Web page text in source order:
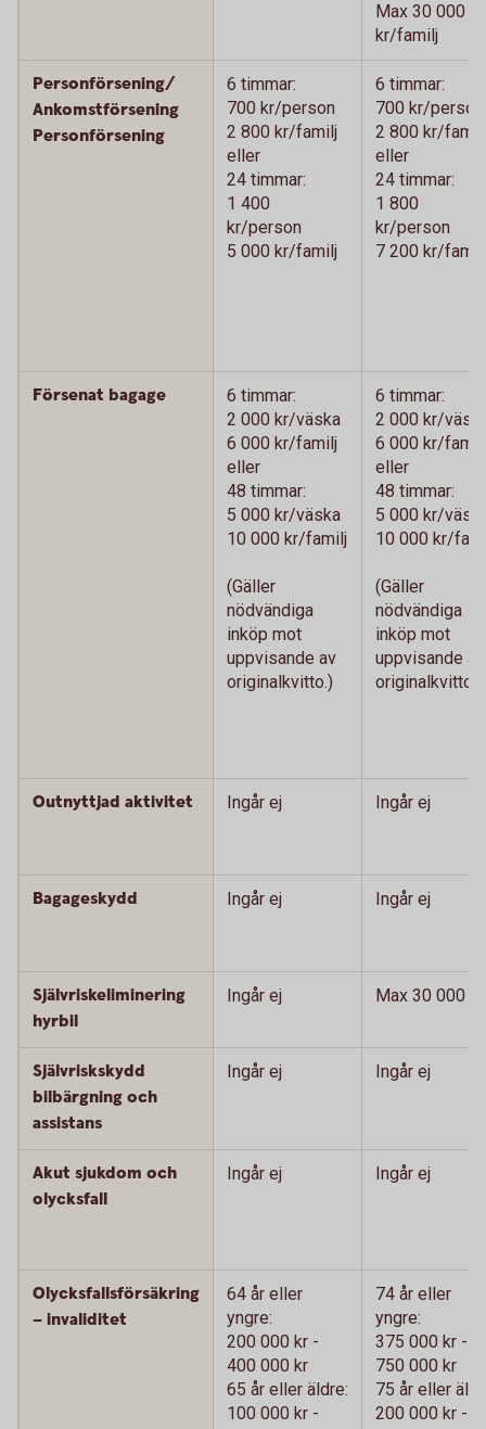
Max 30 000
kr/familj
Personförsening/
Ankomstförsening
Personförsening
6 timmar:
700 kr/person
2 800 kr/familj
eller
24 timmar:
1 400
kr/person
5 000 kr/familj
6 timmar:
700 kr/person
2 800 kr/familj
eller
24 timmar:
1 800
kr/person
7 200 kr/familj
Försenat bagage
6 timmar:
2 000 kr/väska
6 000 kr/familj
eller
48 timmar:
5 000 kr/väska
10 000 kr/familj
(Gäller
nödvändiga
inköp mot
uppvisande av
originalkvitto.)
6 timmar:
2 000 kr/
6 000 kr/familj
eller
48 timmar:
5 000 kr/
10 000 kr/
(Gäller
nödvändiga
inköp mot
uppvisande av
originalkvitto.)
Outnyttjad aktivitet Ingår ej Ingår ej
Bagageskydd Ingår ej Ingår ej
Självriskeliminering
hyrbil
Ingår ej Max 30 000 kr
Självriskskydd
bilbärgning och
assistans
Ingår ej Ingår ej
Akut sjukdom och
olycksfall
Ingår ej Ingår ej
Olycksfallsförsäkring
– invaliditet
64 år eller
yngre:
200 000 kr -
400 000 kr
65 år eller äldre:
100 000 kr -
74 år eller
yngre:
375 000 kr -
750 000 kr
75 år eller
200 000 kr -